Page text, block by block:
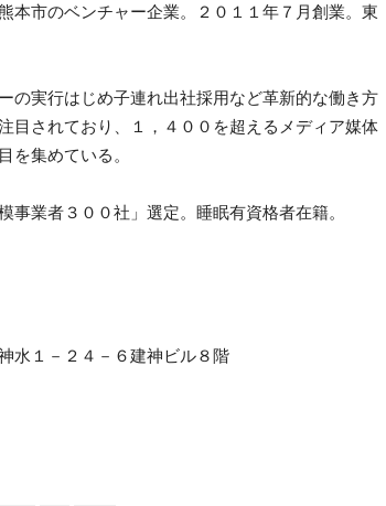
本市のベンチャー企業。２０１１年７月創業。東
の実行はじめ子連れ出社採用など革新的な働き方
目されており、１，４００を超えるメディア媒体
を集めている。
業者３００社」選定。睡眠有資格者在籍。
水１－２４－６建神ビル８階